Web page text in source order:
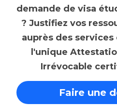
demande de visa
? Justifiez vos
auprès des
l'unique
Irrévocable
Faire une